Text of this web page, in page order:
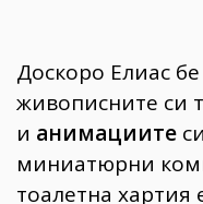
Доскоро Елиас
живописните си
и анимациите
миниатюрни
тоалетна хартия